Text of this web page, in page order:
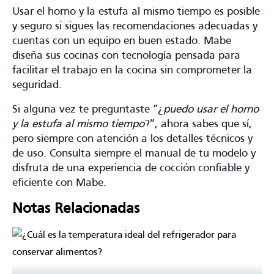
Usar el horno y la estufa al mismo tiempo es posible
y seguro si sigues las recomendaciones adecuadas y
cuentas con un equipo en buen estado. Mabe
diseña sus cocinas con tecnología pensada para
facilitar el trabajo en la cocina sin comprometer la
seguridad.
Si alguna vez te preguntaste “¿ puedo usar el horno
y la estufa al mismo tiempo?”, ahora sabes que sí,
pero siempre con atención a los detalles técnicos y
de uso. Consulta siempre el manual de tu modelo y
disfruta de una experiencia de cocción confiable y
eficiente con Mabe.
Notas Relacionadas